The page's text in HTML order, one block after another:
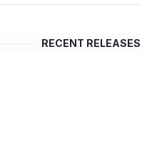
RECENT RELEASES